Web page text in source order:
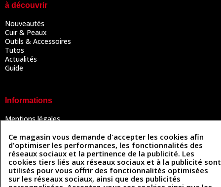
à découvrir
Nouveautés
Cuir & Peaux
Outils & Accessoires
Tutos
Actualités
Guide
Informations
Mentions légales
Politique de confidentialité
Politique des cookies
Contactez-nous
Ce magasin vous demande d'accepter les cookies afin
d'optimiser les performances, les fonctionnalités des
réseaux sociaux et la pertinence de la publicité. Les
cookies tiers liés aux réseaux sociaux et à la publicité sont
utilisés pour vous offrir des fonctionnalités optimisées
sur les réseaux sociaux, ainsi que des publicités